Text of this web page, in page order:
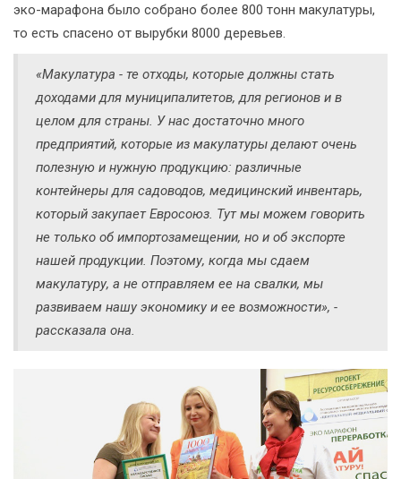
эко-марафона было собрано более 800 тонн макулатуры,
то есть спасено от вырубки 8000 деревьев.
«Макулатура - те отходы, которые должны стать
доходами для муниципалитетов, для регионов и в
целом для страны. У нас достаточно много
предприятий, которые из макулатуры делают очень
полезную и нужную продукцию: различные
контейнеры для садоводов, медицинский инвентарь,
который закупает Евросоюз. Тут мы можем говорить
не только об импортозамещении, но и об экспорте
нашей продукции. Поэтому, когда мы сдаем
макулатуру, а не отправляем ее на свалки, мы
развиваем нашу экономику и ее возможности», -
рассказала она.